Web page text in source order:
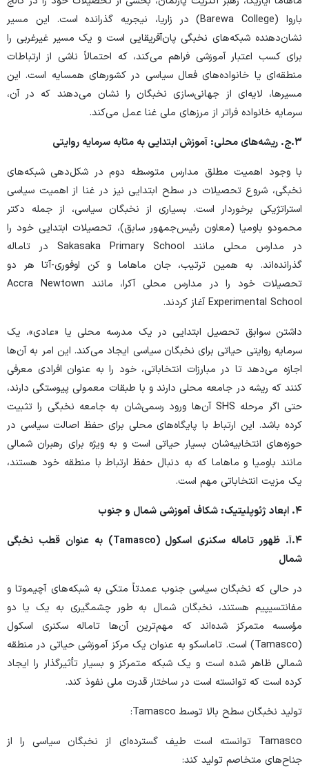
باروا (Barewa College) در زاریا، نیجریه گذرانده است. این مسیر
نشان‌دهنده شبکه‌های نخبگی پان‌آفریقایی است و یک مسیر غیرغربی را
برای کسب اعتبار آموزشی فراهم می‌کند، که احتمالاً ناشی از ارتباطات
منطقه‌ای یا خانواده‌های فعال سیاسی در کشورهای همسایه است. این
مسیرها، لایه‌ای از جهانی‌سازی نخبگان را نشان می‌دهند که در آن،
سرمایه خانواده فراتر از مرزهای ملی غنا عمل می‌کند.
۳. ج. ریشه‌های محلی: آموزش ابتدایی به مثابه سرمایه روایتی
با وجود اهمیت مطلق مدارس متوسطه دوم در شکل‌دهی شبکه‌های
نخبگی، شروع تحصیلات در سطح ابتدایی نیز در غنا از اهمیت سیاسی
استراتژیکی برخوردار است. بسیاری از نخبگان سیاسی، از جمله دکتر
محمودو باومیا (معاون رئیس‌جمهور سابق)، تحصیلات ابتدایی خود را
در مدارس محلی مانند Sakasaka Primary School در تاماله
گذرانده‌اند. به همین ترتیب، جان ماهاما و کن اوفوری-آتا هر دو
تحصیلات خود را در مدارس محلی آکرا، مانند Accra Newtown
Experimental School آغاز کردند.
داشتن سوابق تحصیل ابتدایی در یک مدرسه محلی یا «عادی»، یک
سرمایه روایتی حیاتی برای نخبگان سیاسی ایجاد می‌کند. این امر به آن‌ها
اجازه می‌دهد تا در مبارزات انتخاباتی، خود را به عنوان افرادی معرفی
کنند که ریشه در جامعه محلی دارند و با طبقات معمولی پیوستگی دارند،
حتی اگر مرحله SHS آن‌ها ورود رسمی‌شان به جامعه نخبگی را تثبیت
کرده باشد. این ارتباط با پایگاه‌های محلی برای حفظ اصالت سیاسی در
حوزه‌های انتخابیه‌شان بسیار حیاتی است و به ویژه برای رهبران شمالی
مانند باومیا و ماهاما که به دنبال حفظ ارتباط با منطقه خود هستند،
یک مزیت انتخاباتی مهم است.
۴. ابعاد ژئوپلیتیک: شکاف آموزشی شمال و جنوب
۴. آ. ظهور تاماله سکنری اسکول (Tamasco) به عنوان قطب نخبگی
شمال
در حالی که نخبگان سیاسی جنوب عمدتاً متکی به شبکه‌های آچیموتا و
مفانتسیپیم هستند، نخبگان شمال به طور چشمگیری به یک یا دو
مؤسسه متمرکز شده‌اند که مهم‌ترین آن‌ها تاماله سکنری اسکول
(Tamasco) است. تاماسکو به عنوان یک مرکز آموزشی حیاتی در منطقه
شمالی ظاهر شده است و یک شبکه متمرکز و بسیار تأثیرگذار را ایجاد
کرده است که توانسته است در ساختار قدرت ملی نفوذ کند.
تولید نخبگان سطح بالا توسط Tamasco:
Tamasco توانسته است طیف گسترده‌ای از نخبگان سیاسی را از
جناح‌های متخاصم تولید کند: